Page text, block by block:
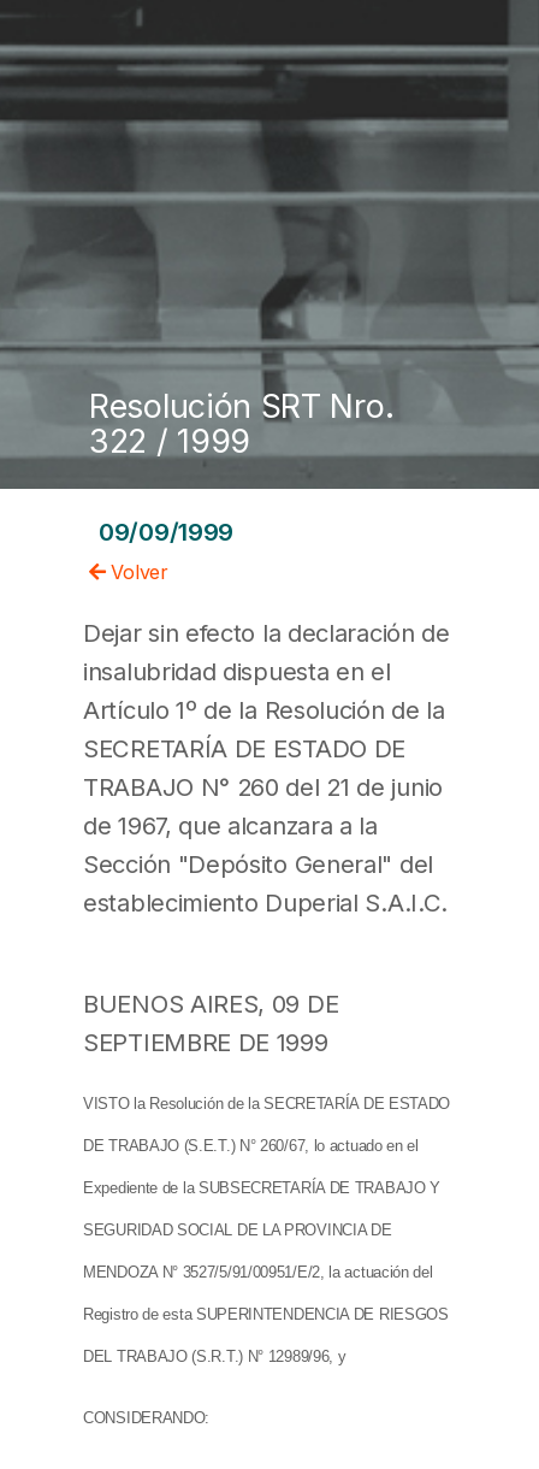
Resolución SRT Nro.
322 / 1999
09/09/1999
Volver
Dejar sin efecto la declaración de
insalubridad dispuesta en el
Artículo 1º de la Resolución de la
SECRETARÍA DE ESTADO DE
TRABAJO N° 260 del 21 de junio
de 1967, que alcanzara a la
Sección "Depósito General" del
establecimiento Duperial S.A.I.C.
BUENOS AIRES, 09 DE
SEPTIEMBRE DE 1999
VISTO la Resolución de la SECRETARÍA DE ESTADO
DE TRABAJO (S.E.T.) N° 260/67, lo actuado en el
Expediente de la SUBSECRETARÍA DE TRABAJO Y
SEGURIDAD SOCIAL DE LA PROVINCIA DE
MENDOZA N° 3527/5/91/00951/E/2, la actuación del
Registro de esta SUPERINTENDENCIA DE RIESGOS
DEL TRABAJO (S.R.T.) N° 12989/96, y
CONSIDERANDO: